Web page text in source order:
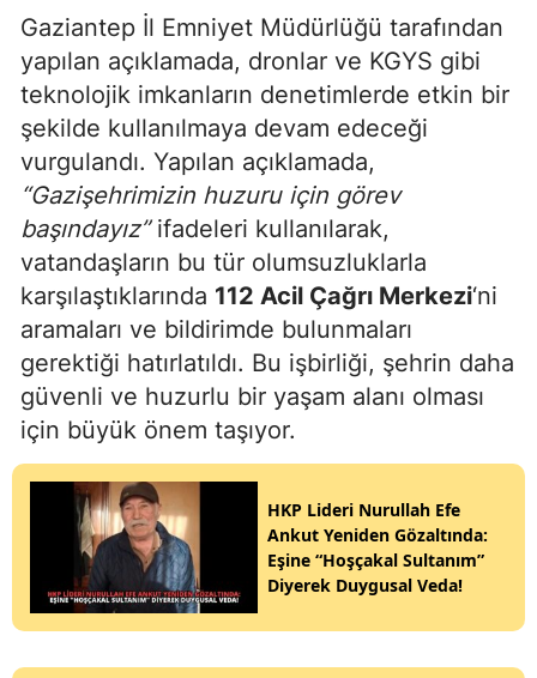
Gaziantep İl Emniyet Müdürlüğü tarafından
yapılan açıklamada, dronlar ve KGYS gibi
teknolojik imkanların denetimlerde etkin bir
şekilde kullanılmaya devam edeceği
vurgulandı. Yapılan açıklamada,
“Gazişehrimizin huzuru için görev
başındayız”ifadeleri kullanılarak,
vatandaşların bu tür olumsuzluklarla
karşılaştıklarında 112 Acil Çağrı Merkezi‘ni
aramaları ve bildirimde bulunmaları
gerektiği hatırlatıldı. Bu işbirliği, şehrin daha
güvenli ve huzurlu bir yaşam alanı olması
için büyük önem taşıyor.
HKP Lideri Nurullah Efe
Ankut Yeniden Gözaltında:
Eşine “Hoşçakal Sultanım”
Diyerek Duygusal Veda!